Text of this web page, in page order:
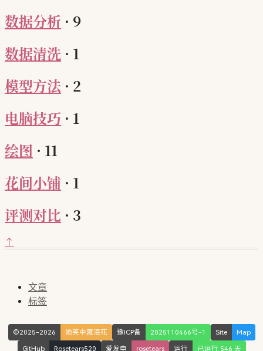
数据分析 · 9
数据清洗 · 1
模型方法 · 2
电脑技巧 · 1
绘图 · 11
花间小铺 · 1
评测对比 · 3
↑
文章
标签
©2025-2026 她笑中藏泪花 豫ICP备 2025110466号-1 Site Map
GitHub Rosetears520 爱发电 rosetears 运行 已运行 546 天